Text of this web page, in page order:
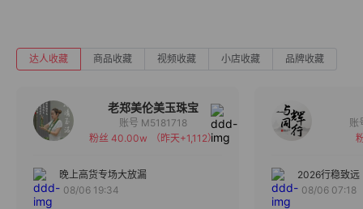
达人收藏 商品收藏 视频收藏 小店收藏 品牌收藏
老郑美伦美玉珠宝
备注
分组
账号 M5181718
粉丝 40.00w
（昨天+1,112）
晚上高货专场大放漏
08/06 19:34
2026行稳致远
08/06 07:18